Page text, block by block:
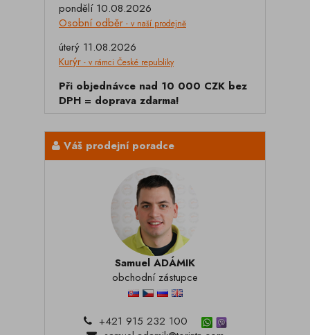
pondělí 10.08.2026
Osobní odběr - v naší prodejně
úterý 11.08.2026
Kurýr - v rámci České republiky
Při objednávce nad 10 000 CZK bez
DPH = doprava zdarma!
Váš prodejní poradce
Samuel ADÁMIK
obchodní zástupce
+421 915 232 100